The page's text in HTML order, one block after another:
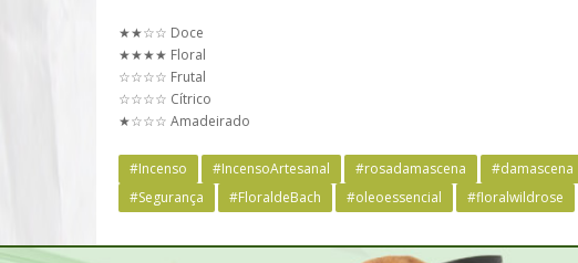
★★☆☆ Doce
★★★★ Floral
☆☆☆☆ Frutal
☆☆☆☆ Cítrico
★☆☆☆ Amadeirado
#Incenso #IncensoArtesanal #rosadamascena #damascena
#Segurança
#FloraldeBach #oleoessencial #floralwildrose